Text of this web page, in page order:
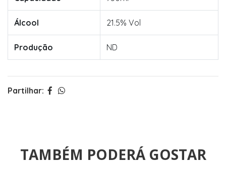
Álcool 21.5% Vol
Produção ND
Partilhar:
TAMBÉM PODERÁ GOSTAR